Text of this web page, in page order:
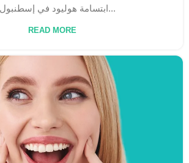
ابتسامة هوليود في إسطنبول ب...
READ MORE